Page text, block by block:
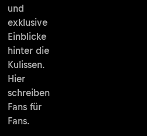
und
exklusive
Einblicke
hinter die
Kulissen.
Hier
schreiben
Fans für
Fans.